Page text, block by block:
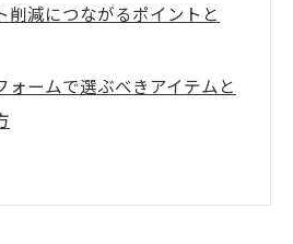
削減につながるポイントと
ォームで選ぶべきアイテムと